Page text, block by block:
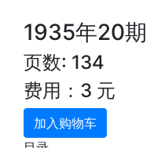
1935年20期
页数: 134
费用：3 元
加入购物车